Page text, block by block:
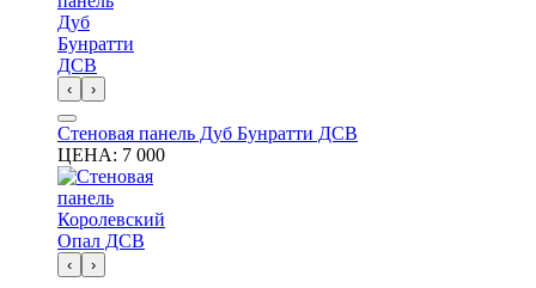
‹ ›
Стеновая панель Дуб Бунратти ДСВ
ЦЕНА: 7 000
‹ ›